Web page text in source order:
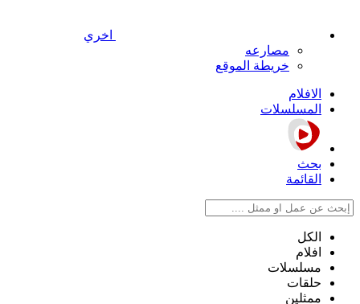
اخري
مصارعه
خريطة الموقع
الافلام
المسلسلات
بحث
القائمة
الكل
افلام
مسلسلات
حلقات
ممثلين